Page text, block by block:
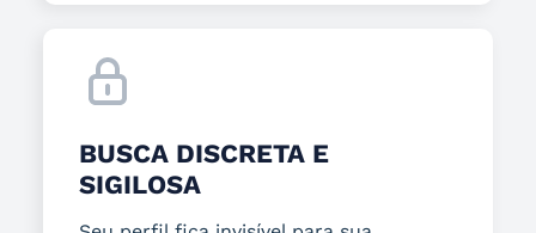
BUSCA DISCRETA E
SIGILOSA